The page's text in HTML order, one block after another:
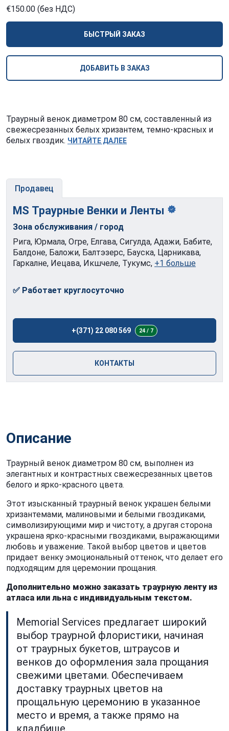
€150.00 (без НДС)
БЫСТРЫЙ ЗАКАЗ
ДОБАВИТЬ В ЗАКАЗ
Траурный венок диаметром 80 см, составленный из
свежесрезанных белых хризантем, темно-красных и
белых гвоздик. ЧИТАЙТЕ ДАЛЕЕ
Продавец
MS Траурные Венки и Ленты
Зона обслуживания / город
Рига, Юрмала, Огре, Елгава, Сигулда, Адажи, Бабите,
Балдоне, Баложи, Балтэзерс, Бауска, Царникава,
Гаркалне, Иецава, Икшчеле, Тукумс, +1 больше
✅ Работает круглосуточно
+(371) 22 080 569 24 / 7
КОНТАКТЫ
Описание
Траурный венок диаметром 80 см, выполнен из
элегантных и контрастных свежесрезанных цветов
белого и ярко-красного цвета.
Этот изысканный траурный венок украшен белыми
хризантемами, малиновыми и белыми гвоздиками,
символизирующими мир и чистоту, а другая сторона
украшена ярко-красными гвоздиками, выражающими
любовь и уважение. Такой выбор цветов и цветов
придает венку эмоциональный оттенок, что делает его
подходящим для церемонии прощания.
Дополнительно можно заказать траурную ленту из
атласа или льна с индивидуальным текстом.
Memorial Services предлагает широкий
выбор траурной флористики, начиная
от траурных букетов, штраусов и
венков до оформления зала прощания
свежими цветами. Обеспечиваем
доставку траурных цветов на
прощальную церемонию в указанное
место и время, а также прямо на
кладбище.